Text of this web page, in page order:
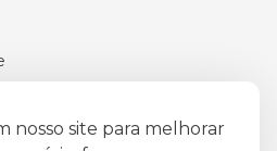
nosso site para melhorar